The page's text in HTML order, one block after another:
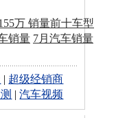
万 销量前十车型
销量 7月汽车销量
| 超级经销商
|汽车视频